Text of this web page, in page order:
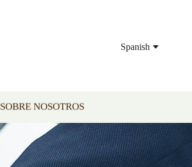
Spanish
SOBRE NOSOTROS